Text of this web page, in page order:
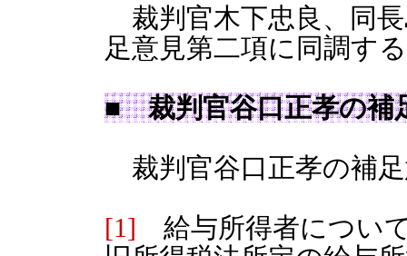
裁判官木下忠良、同
足意見第二項に同調す
■ 裁判官谷口正孝の補
裁判官谷口正孝の補
[1] 給与所得者につい